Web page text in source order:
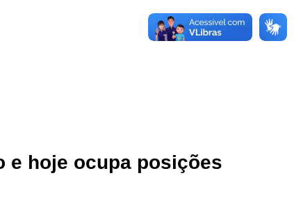
e hoje ocupa posições